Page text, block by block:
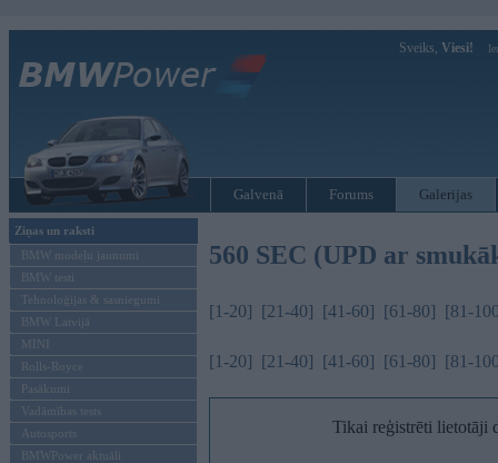
Sveiks, Viesi!
Galvenā Forums Galerijas
Ziņas un raksti
BMW modeļu jaunumi
BMW testi
Tehnoloģijas & sasniegumi
BMW Latvijā
MINI
Rolls-Royce
Pasākumi
Vadāmības tests
Autosports
BMWPower aktuāli
560 SEC (UPD ar
[1-20] [21-40] [41-60] [61-80] [81-
[1-20] [21-40] [41-60] [61-80] [81-
Tikai reģistrēti lietotāji